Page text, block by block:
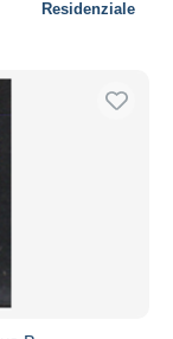
Residenziale